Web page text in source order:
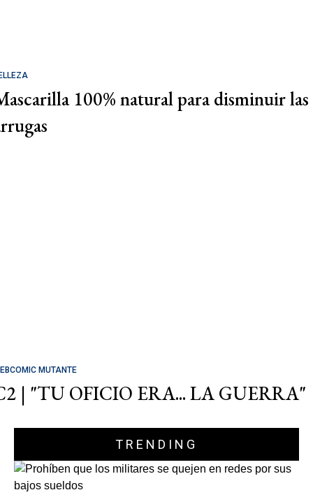
100% natural para disminuir las
MUTANTE
| "TU OFICIO ERA... LA GUERRA"
TRENDING